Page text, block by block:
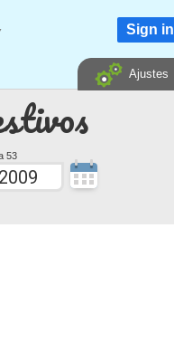
53
Sign in
Ajustes